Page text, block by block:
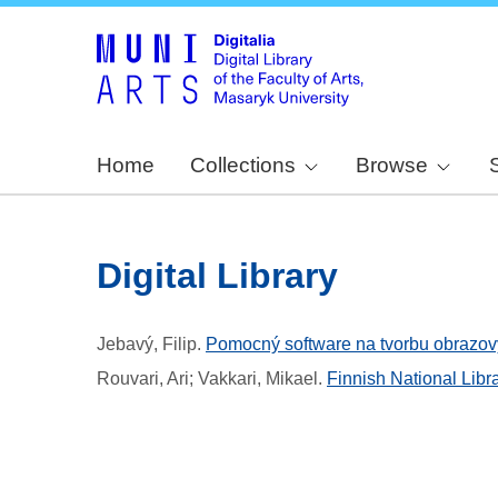
Home Collections Browse
Digital Library
Jebavý, Filip. Pomocný software na tvorbu
Rouvari, Ari; Vakkari, Mikael . Finnish National